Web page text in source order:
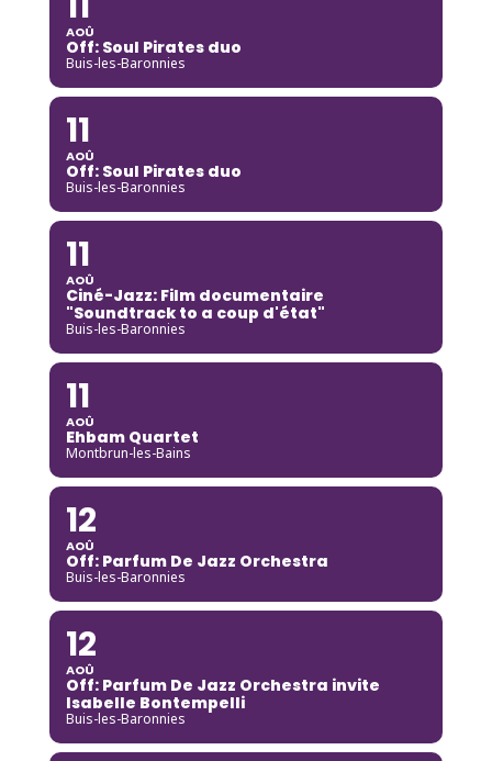
AOÛ
Off: Soul Pirates duo
Buis-les-Baronnies
11
AOÛ
Off: Soul Pirates duo
Buis-les-Baronnies
11
AOÛ
Ciné-Jazz: Film documentaire
"Soundtrack to a coup d'état"
Buis-les-Baronnies
11
AOÛ
Ehbam Quartet
Montbrun-les-Bains
12
AOÛ
Off: Parfum De Jazz Orchestra
Buis-les-Baronnies
12
AOÛ
Off: Parfum De Jazz Orchestra invite
Isabelle Bontempelli
Buis-les-Baronnies